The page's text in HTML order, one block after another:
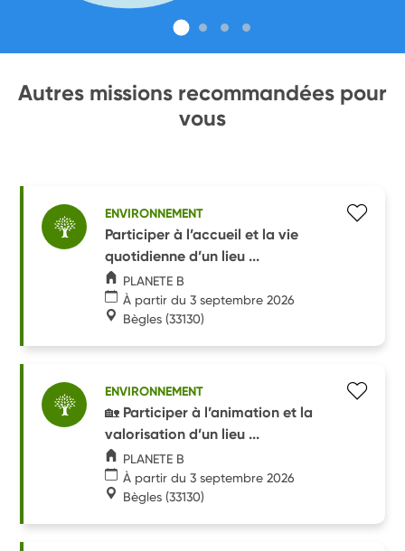
Autres missions recommandées pour
vous
ENVIRONNEMENT
Participer à l’accueil et la vie
quotidienne d’un lieu ...
PLANETE B
À partir du 3 septembre 2026
Bègles (33130)
ENVIRONNEMENT
🏡 Participer à l’animation et la
valorisation d’un lieu ...
PLANETE B
À partir du 3 septembre 2026
Bègles (33130)